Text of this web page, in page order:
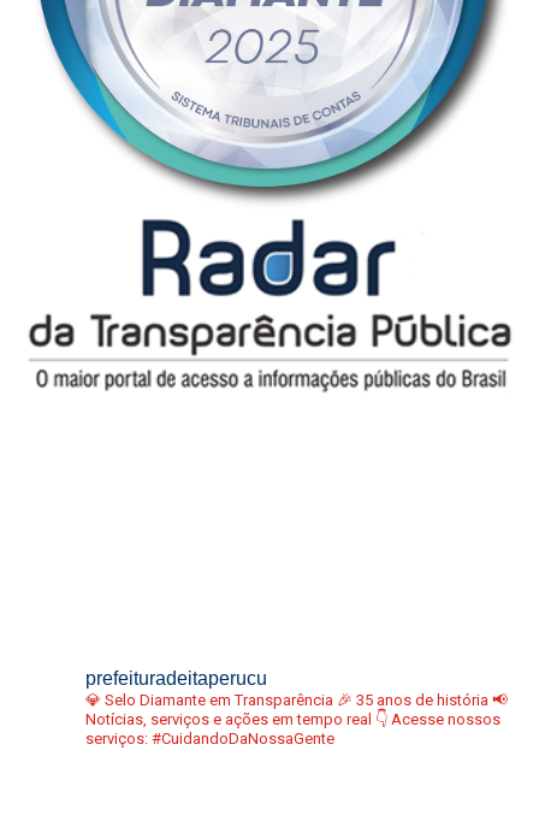
prefeituradeitaperucu
💎 Selo Diamante em Transparência 🎉 35 anos de história 📢
Notícias, serviços e ações em tempo real 👇 Acesse nossos
serviços: #CuidandoDaNossaGente